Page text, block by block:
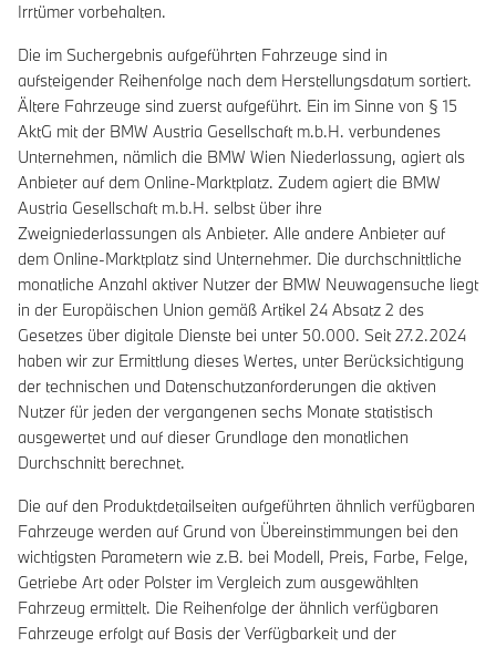
Irrtümer vorbehalten.
Die im Suchergebnis aufgeführten Fahrzeuge sind in
aufsteigender Reihenfolge nach dem Herstellungsdatum sortiert.
Ältere Fahrzeuge sind zuerst aufgeführt. Ein im Sinne von § 15
AktG mit der BMW Austria Gesellschaft m.b.H. verbundenes
Unternehmen, nämlich die BMW Wien Niederlassung, agiert als
Anbieter auf dem Online-Marktplatz. Zudem agiert die BMW
Austria Gesellschaft m.b.H. selbst über ihre
Zweigniederlassungen als Anbieter. Alle andere Anbieter auf
dem Online-Marktplatz sind Unternehmer. Die durchschnittliche
monatliche Anzahl aktiver Nutzer der BMW Neuwagensuche liegt
in der Europäischen Union gemäß Artikel 24 Absatz 2 des
Gesetzes über digitale Dienste bei unter 50.000. Seit 27.2.2024
haben wir zur Ermittlung dieses Wertes, unter Berücksichtigung
der technischen und Datenschutzanforderungen die aktiven
Nutzer für jeden der vergangenen sechs Monate statistisch
ausgewertet und auf dieser Grundlage den monatlichen
Durchschnitt berechnet.
Die auf den Produktdetailseiten aufgeführten ähnlich verfügbaren
Fahrzeuge werden auf Grund von Übereinstimmungen bei den
wichtigsten Parametern wie z.B. bei Modell, Preis, Farbe, Felge,
Getriebe Art oder Polster im Vergleich zum ausgewählten
Fahrzeug ermittelt. Die Reihenfolge der ähnlich verfügbaren
Fahrzeuge erfolgt auf Basis der Verfügbarkeit und der